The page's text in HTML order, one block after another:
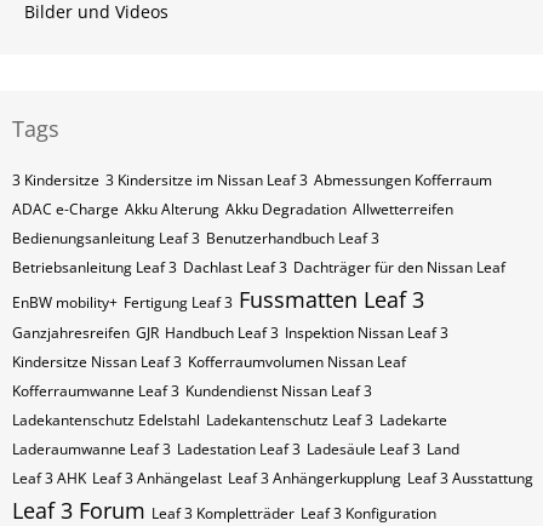
Bilder und Videos
Tags
3 Kindersitze 3 Kindersitze im Nissan Leaf 3 Abmessungen Kofferraum
ADAC e-Charge Akku Alterung Akku Degradation Allwetterreifen
Bedienungsanleitung Leaf 3 Benutzerhandbuch Leaf 3
Betriebsanleitung Leaf 3 Dachlast Leaf 3 Dachträger für den Nissan Leaf
EnBW mobility+ Fertigung Leaf 3 Fussmatten Leaf 3
Ganzjahresreifen GJR Handbuch Leaf 3 Inspektion Nissan Leaf 3
Kindersitze Nissan Leaf 3 Kofferraumvolumen Nissan Leaf
Kofferraumwanne Leaf 3 Kundendienst Nissan Leaf 3
Ladekantenschutz Edelstahl Ladekantenschutz Leaf 3 Ladekarte
Laderaumwanne Leaf 3 Ladestation Leaf 3 Ladesäule Leaf 3 Land
Leaf 3 AHK Leaf 3 Anhängelast Leaf 3 Anhängerkupplung Leaf 3 Ausstattung
Leaf 3 Forum Leaf 3 Kompletträder Leaf 3 Konfiguration